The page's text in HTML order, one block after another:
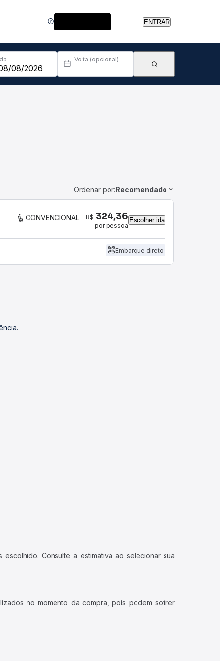
ENTRAR
Volta (opcional)
Ordenar por:Recomendado
CONVENCIONAL R$ 324,36
por pessoa
Escolher ida
Embarque direto
Consulte a estimativa ao selecionar sua
no momento da compra, pois podem sofrer